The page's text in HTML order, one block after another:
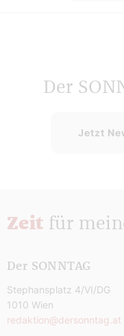
Der
Jetzt
Zeit für
Der SONNTAG
Stephansplatz 4/VI/DG
1010 Wien
redaktion@dersonntag.at